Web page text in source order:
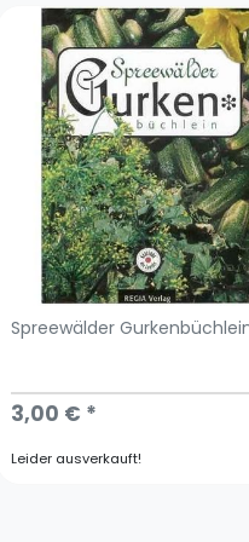
Spreewälder
3,00 € *
Leider ausverkauft!